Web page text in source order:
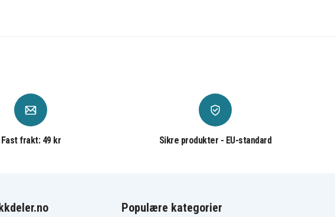
Fast frakt: 49 kr Sikre produkter - EU-standard
Populære kategorier